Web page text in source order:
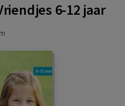
6-12 jaar